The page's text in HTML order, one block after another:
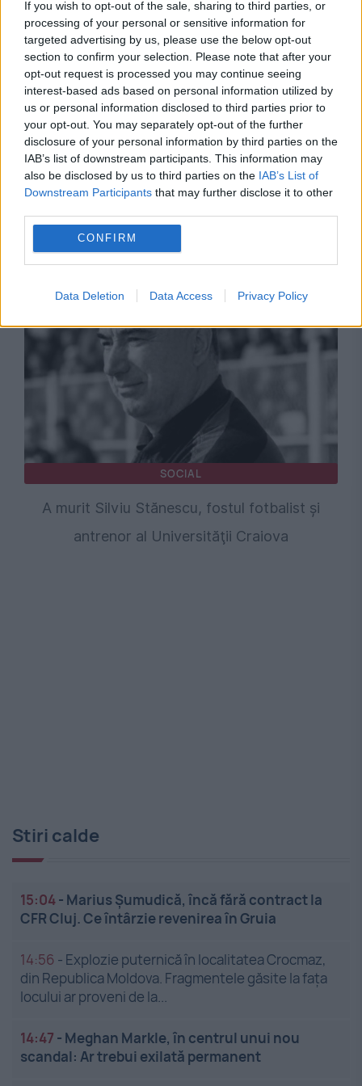
If you wish to opt-out of the sale, sharing to third parties, or
processing of your personal or sensitive information for
targeted advertising by us, please use the below opt-out
section to confirm your selection. Please note that after your
opt-out request is processed you may continue seeing
interest-based ads based on personal information utilized by
us or personal information disclosed to third parties prior to
your opt-out. You may separately opt-out of the further
disclosure of your personal information by third parties on the
IAB’s list of downstream participants. This information may
also be disclosed by us to third parties on the IAB’s List of
Downstream Participants that may further disclose it to other
CONFIRM
Data Deletion Data Access Privacy Policy
primit antrenorul român
Programul etapei a 5-a din Superliga. FCSB
SOCIAL
A murit Silviu Stănescu, fostul fotbalist şi
antrenor al Universităţii Craiova
Stiri calde
15:04- Marius Șumudică, încă fără contract la
CFR Cluj. Ce întârzie revenirea în Gruia
14:56 - Explozie puternică în localitatea Crocmaz,
din Republica Moldova. Fragmentele găsite la fața
locului ar proveni de la...
14:47 - Meghan Markle, în centrul unui nou
scandal: Ar trebui exilată permanent